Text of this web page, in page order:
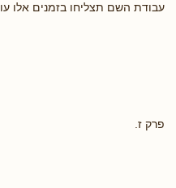
עבודת השם תצליחו בזמנים אלו
פרק ז.